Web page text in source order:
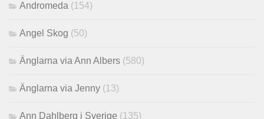
Andromeda (154)
Angel Skog (50)
Änglarna via Ann Albers (580)
Änglarna via Jenny (13)
Ann Dahlberg i Sverige (135)